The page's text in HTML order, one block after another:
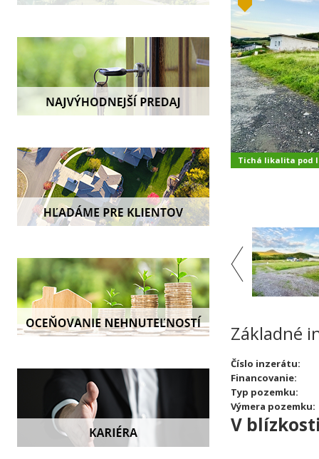
Tichá likalita pod
Základné
Číslo inzerátu:
Financovanie:
Typ pozemku:
Výmera pozemku:
V